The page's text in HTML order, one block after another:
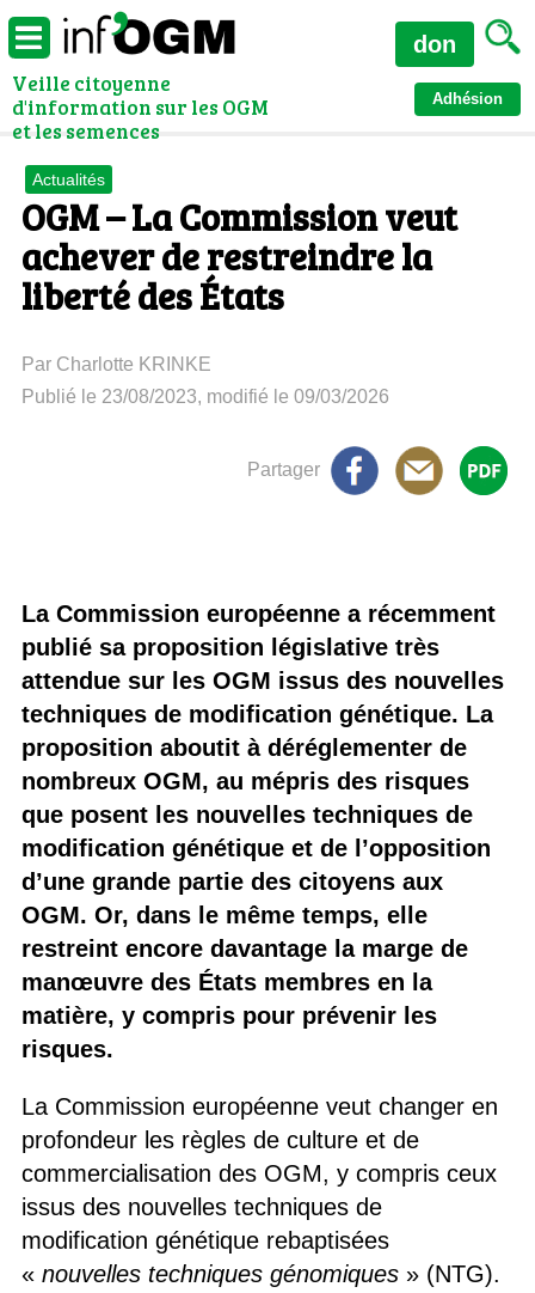
Veille citoyenne
d'information sur les OGM
et les semences
Adhésion
don
Actualités
OGM – La Commission veut
achever de restreindre la
liberté des États
Par Charlotte KRINKE
Publié le 23/08/2023, modifié le 09/03/2026
Partager
La Commission européenne a récemment
publié sa proposition législative très
attendue sur les OGM issus des nouvelles
techniques de modification génétique. La
proposition aboutit à déréglementer de
nombreux OGM, au mépris des risques
que posent les nouvelles techniques de
modification génétique et de l’opposition
d’une grande partie des citoyens aux
OGM. Or, dans le même temps, elle
restreint encore davantage la marge de
manœuvre des États membres en la
matière, y compris pour prévenir les
risques.
La Commission européenne veut changer en
profondeur les règles de culture et de
commercialisation des OGM, y compris ceux
issus des nouvelles techniques de
modification génétique rebaptisées
« nouvelles techniques génomiques» (NTG).